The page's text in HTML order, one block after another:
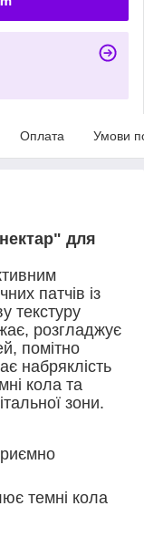
Оплата Умови
для
патчів із
текстуру
розгладжує
помітно
набряклість
кола та
зони.
темні кола